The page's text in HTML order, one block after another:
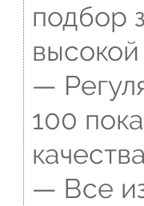
подбор
—
100
— Все